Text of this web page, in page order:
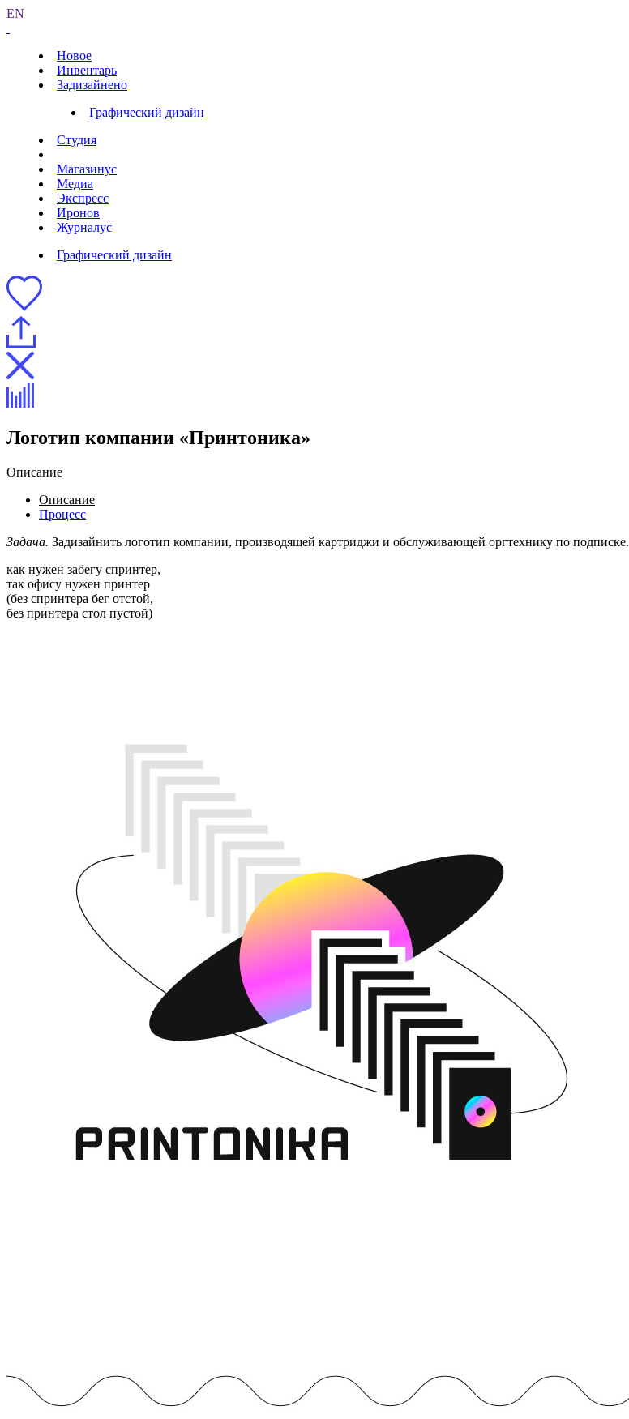
EN
Новое
Инвентарь
Задизайнено
Графический дизайн
Студия
Магазинус
Медиа
Экспресс
Иронов
Журналус
Графический дизайн
Логотип компании «Принтоника»
Описание
Описание
Процесс
Задача. Задизайнить логотип компании, производящей картриджи и обслуживающей оргтехнику по подписке.
как нужен забегу спринтер,
так офису нужен принтер
(без спринтера бег отстой,
без принтера стол пустой)